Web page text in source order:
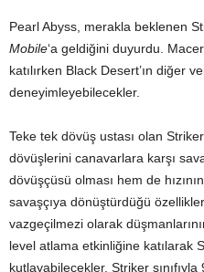
Pearl Abyss, merakla beklenen
Mobile‘a geldiğini duyurdu.
katılırken Black Desert’ın diğer
deneyimleyebilecekler.
Teke tek dövüş ustası olan
dövüşlerini canavarlara karşı
dövüşçüsü olması hem de
savaşçıya dönüştürdüğü
vazgeçilmezi olarak
level atlama etkinliğine katılarak
kutlayabilecekler. Striker